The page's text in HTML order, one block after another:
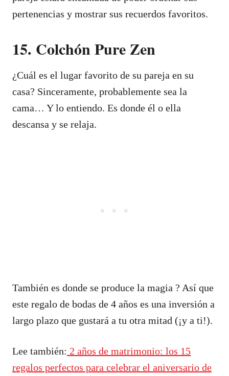
pertenencias y mostrar sus recuerdos favoritos.
15. Colchón Pure Zen
¿Cuál es el lugar favorito de su pareja en su
casa? Sinceramente, probablemente sea la
cama… Y lo entiendo. Es donde él o ella
descansa y se relaja.
También es donde se produce la magia ? Así que
este regalo de bodas de 4 años es una inversión a
largo plazo que gustará a tu otra mitad (¡y a ti!).
Lee también: 2 años de matrimonio: los 15
regalos perfectos para celebrar el aniversario de